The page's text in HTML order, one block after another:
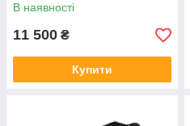
В наявності
11 500 ₴
Купити